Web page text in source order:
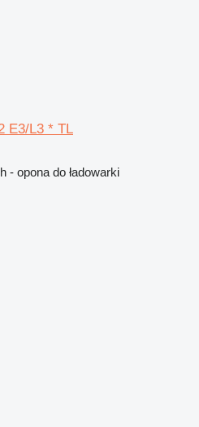
E3/L3 * TL
- opona do ładowarki